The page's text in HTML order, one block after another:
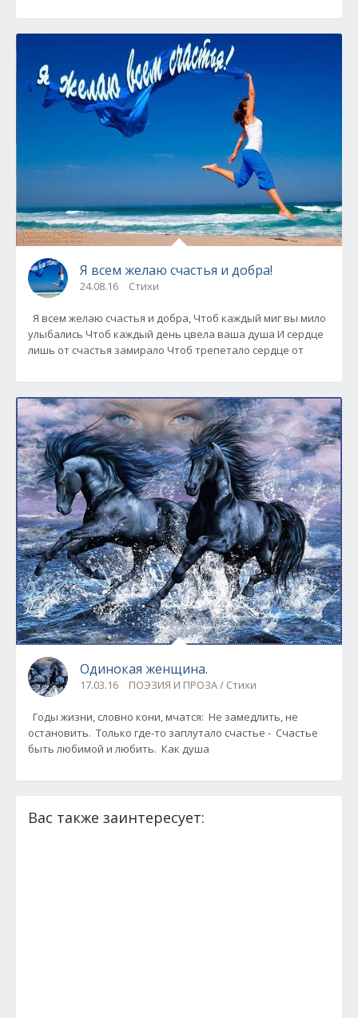
Я всем желаю счастья и добра!
24.08.16 Стихи
Я всем желаю счастья и добра, Чтоб каждый миг вы мило
улыбались Чтоб каждый день цвела ваша душа И сердце
лишь от счастья замирало Чтоб трепетало сердце от
Одинокая женщина.
17.03.16 ПОЭЗИЯ И ПРОЗА / Стихи
Годы жизни, словно кони, мчатся: Не замедлить, не
остановить. Только где-то заплутало счастье - Счастье
быть любимой и любить. Как душа
Вас также заинтересует: